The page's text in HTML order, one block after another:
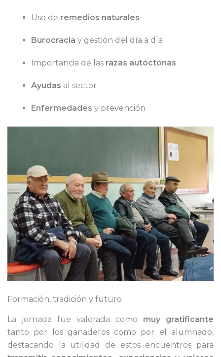
Uso de remedios naturales
Burocracia y gestión del día a día
Importancia de las razas autóctonas
Ayudas al sector
Enfermedades y prevención
Formación, tradición y futuro
La jornada fue valorada como muy gratificante
tanto por los ganaderos como por el alumnado,
destacando la utilidad de estos encuentros para